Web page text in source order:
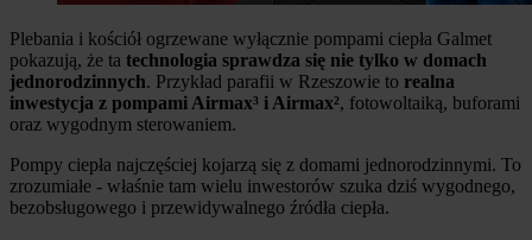
Plebania i kościół ogrzewane wyłącznie pompami ciepła Galmet
pokazują, że ta technologia sprawdza się nie tylko w domach
jednorodzinnych. Przykład parafii w Rzeszowie to realna
inwestycja z pompami Airmax³ i Airmax², fotowoltaiką, buforami
oraz wygodnym sterowaniem.
Pompy ciepła najczęściej kojarzą się z domami jednorodzinnymi. To
zrozumiałe - właśnie tam wielu inwestorów szuka dziś wygodnego,
bezobsługowego i przewidywalnego źródła ciepła.